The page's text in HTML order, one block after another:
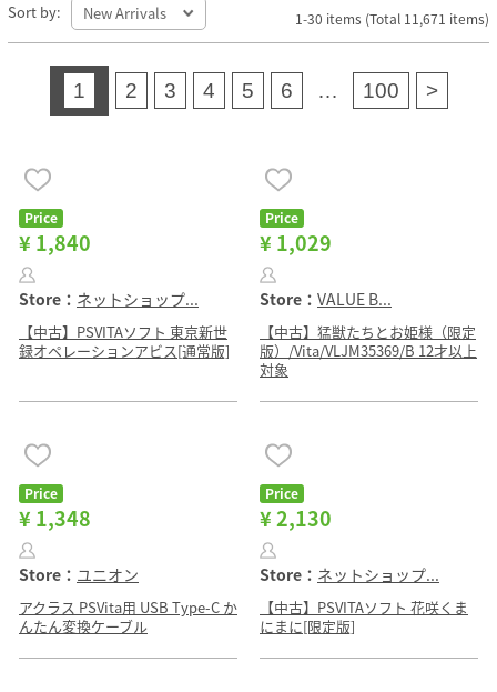
Sort by: 1-30 items (Total 11,671 items)
1 2 3 4 5 6 … 100 >
Price
¥ 1,840
Store： ネットショップ...
【中古】PSVITAソフト 東京新世
録オペレーションアビス[通常版]
Price
¥ 1,029
Store： VALUE B...
【中古】猛獣たちとお姫様（限定
版）/Vita/VLJM35369/B 12才以上
対象
Price
¥ 1,348
Store： ユニオン
アクラス PSVita用 USB Type-C か
んたん変換ケーブル
Price
¥ 2,130
Store： ネットショップ...
【中古】PSVITAソフト 花咲くま
にまに[限定版]